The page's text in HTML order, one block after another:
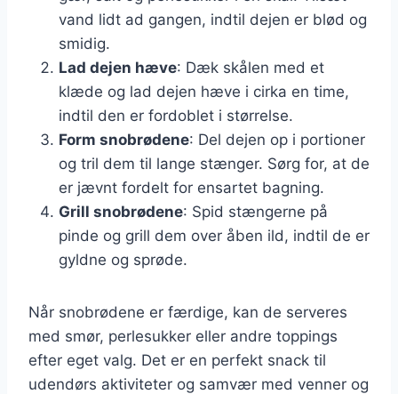
vand lidt ad gangen, indtil dejen er blød og
smidig.
Lad dejen hæve: Dæk skålen med et
klæde og lad dejen hæve i cirka en time,
indtil den er fordoblet i størrelse.
Form snobrødene: Del dejen op i portioner
og tril dem til lange stænger. Sørg for, at de
er jævnt fordelt for ensartet bagning.
Grill snobrødene: Spid stængerne på
pinde og grill dem over åben ild, indtil de er
gyldne og sprøde.
Når snobrødene er færdige, kan de serveres
med smør, perlesukker eller andre toppings
efter eget valg. Det er en perfekt snack til
udendørs aktiviteter og samvær med venner og